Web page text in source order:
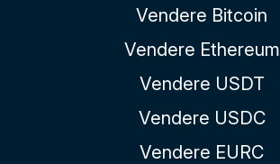
Vendere Bitcoin
Vendere Ethereum
Vendere USDT
Vendere USDC
Vendere EURC